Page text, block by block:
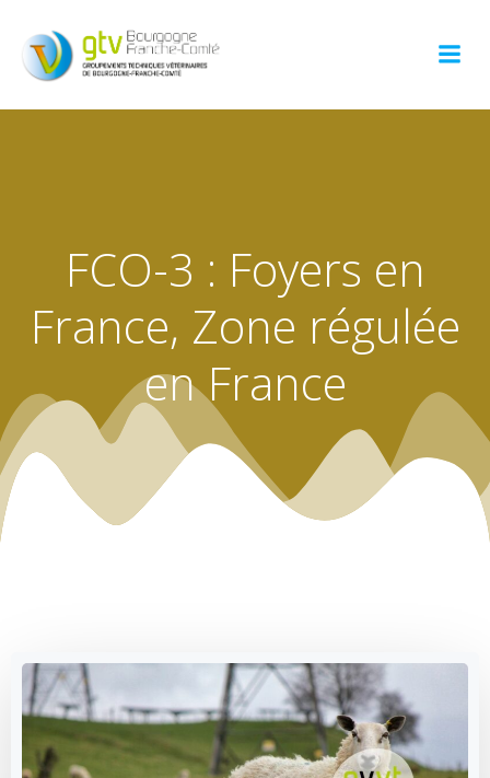
FCO-3 : Foyers en
France, Zone régulée
en France